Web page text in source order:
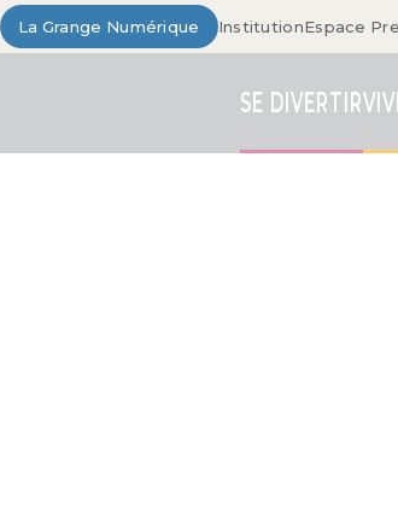
La Grange Numérique InstitutionEspace
SE DIVERTIR